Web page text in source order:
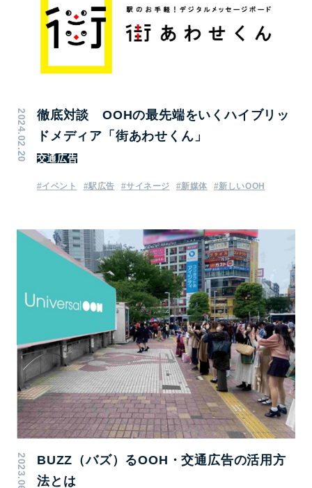
2024.02.20
徹底対談 OOHの最先端をいくハイブリッ
ドメディア「街あわせくん」
交通広告
#イベント #駅広告 #サイネージ #新媒体 #新しいOOH
BUZZ（バズ）るOOH・交通広告の活用方
法とは